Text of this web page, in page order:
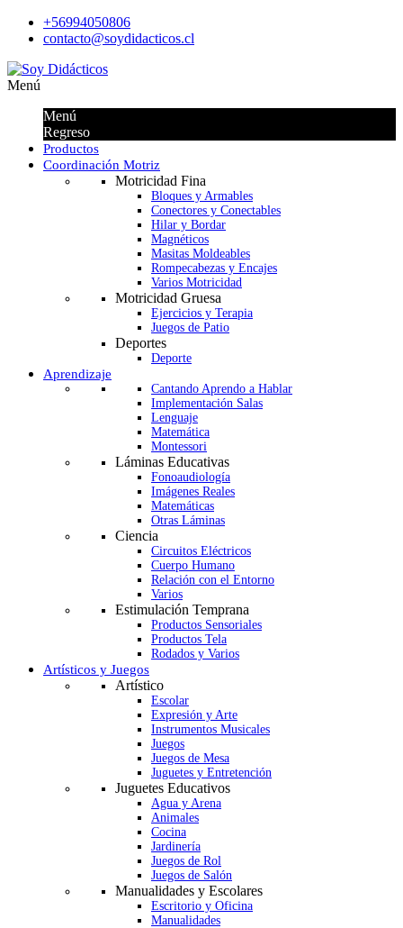
+56994050806
contacto@soydidacticos.cl
Menú
Menú
Regreso
Productos
Coordinación Motriz
Motricidad Fina
Bloques y Armables
Conectores y Conectables
Hilar y Bordar
Magnéticos
Masitas Moldeables
Rompecabezas y Encajes
Varios Motricidad
Motricidad Gruesa
Ejercicios y Terapia
Juegos de Patio
Deportes
Deporte
Aprendizaje
Cantando Aprendo a Hablar
Implementación Salas
Lenguaje
Matemática
Montessori
Láminas Educativas
Fonoaudiología
Imágenes Reales
Matemáticas
Otras Láminas
Ciencia
Circuitos Eléctricos
Cuerpo Humano
Relación con el Entorno
Varios
Estimulación Temprana
Productos Sensoriales
Productos Tela
Rodados y Varios
Artísticos y Juegos
Artístico
Escolar
Expresión y Arte
Instrumentos Musicales
Juegos
Juegos de Mesa
Juguetes y Entretención
Juguetes Educativos
Agua y Arena
Animales
Cocina
Jardinería
Juegos de Rol
Juegos de Salón
Manualidades y Escolares
Escritorio y Oficina
Manualidades